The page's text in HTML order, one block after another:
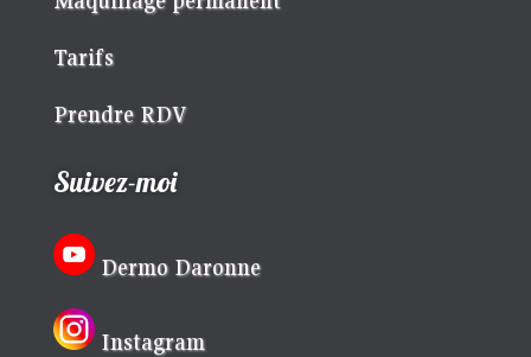
Tarifs
Prendre RDV
Suivez-moi
Dermo Daronne
Instagram